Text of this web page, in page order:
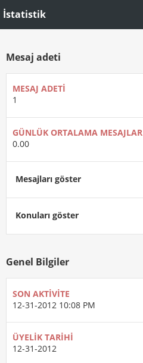
İstatistik
Mesaj adeti
MESAJ ADETI
1
GÜNLÜK ORTALAMA MESAJLAR
0.00
Mesajları göster
Konuları göster
Genel Bilgiler
SON AKTIVITE
12-31-2012 10:08 PM
ÜYELIK TARIHI
12-31-2012